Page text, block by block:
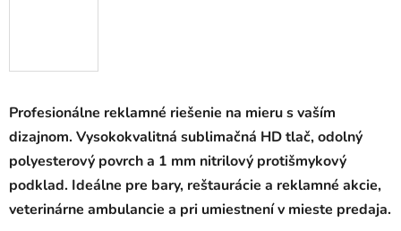
Profesionálne reklamné riešenie na mieru s vaším
dizajnom. Vysokokvalitná sublimačná HD tlač, odolný
polyesterový povrch a 1 mm nitrilový protišmykový
podklad. Ideálne pre bary, reštaurácie a reklamné akcie,
veterinárne ambulancie a pri umiestnení v mieste predaja.